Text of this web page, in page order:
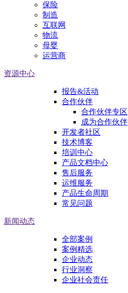
保险
制造
互联网
物流
母婴
运营商
资源中心
报告&活动
合作伙伴
合作伙伴专区
成为合作伙伴
开发者社区
技术博客
培训中心
产品文档中心
售后服务
运维服务
产品生命周期
常见问题
新闻动态
全部案例
案例精选
企业动态
行业洞察
企业社会责任